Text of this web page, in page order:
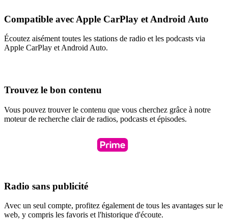
Compatible avec Apple CarPlay et Android Auto
Écoutez aisément toutes les stations de radio et les podcasts via
Apple CarPlay et Android Auto.
Trouvez le bon contenu
Vous pouvez trouver le contenu que vous cherchez grâce à notre
moteur de recherche clair de radios, podcasts et épisodes.
Radio sans publicité
Avec un seul compte, profitez également de tous les avantages sur le
web, y compris les favoris et l'historique d'écoute.